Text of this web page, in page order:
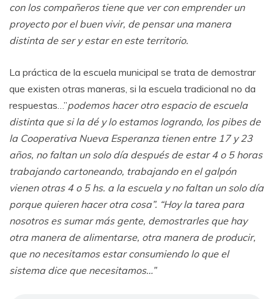
con los compañeros tiene que ver con emprender un
proyecto por el buen vivir, de pensar una manera
distinta de ser y estar en este territorio.
La práctica de la escuela municipal se trata de demostrar
que existen otras maneras, si la escuela tradicional no da
respuestas…”podemos hacer otro espacio de escuela
distinta que si la dé y lo estamos logrando, los pibes de
la Cooperativa Nueva Esperanza tienen entre 17 y 23
años, no faltan un solo día después de estar 4 o 5 horas
trabajando cartoneando, trabajando en el galpón
vienen otras 4 o 5 hs. a la escuela y no faltan un solo día
porque quieren hacer otra cosa”. “Hoy la tarea para
nosotros es sumar más gente, demostrarles que hay
otra manera de alimentarse, otra manera de producir,
que no necesitamos estar consumiendo lo que el
sistema dice que necesitamos…”